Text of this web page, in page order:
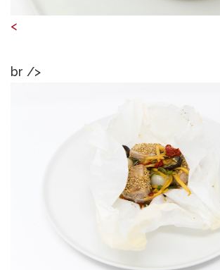
<
br />